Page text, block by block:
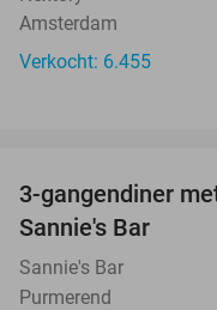
Amsterdam
Verkocht: 6.455
3-gangendiner
Sannie's Bar
Sannie's Bar
Purmerend